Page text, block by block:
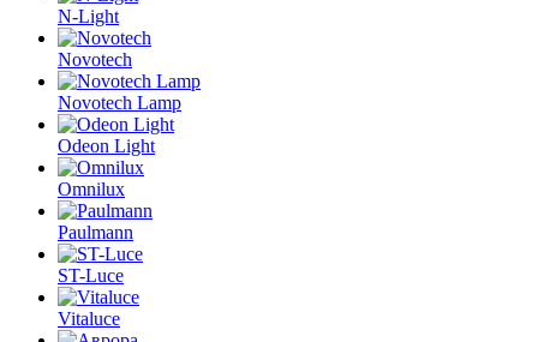
N-Light
Novotech
Novotech Lamp
Odeon Light
Omnilux
Paulmann
ST-Luce
Vitaluce